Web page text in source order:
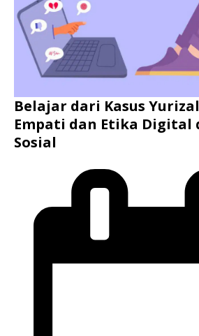
Belajar dari Kasus
Empati dan Etika Digital
Sosial